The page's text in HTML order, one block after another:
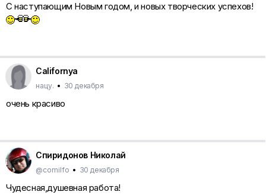
С наступающим Новым годом, и новых творческих успехов!
Californya
нацу. • 30 декабря
очень красиво
Спиридонов Николай
@comilfo • 30 декабря
Чудесная,душевная работа!